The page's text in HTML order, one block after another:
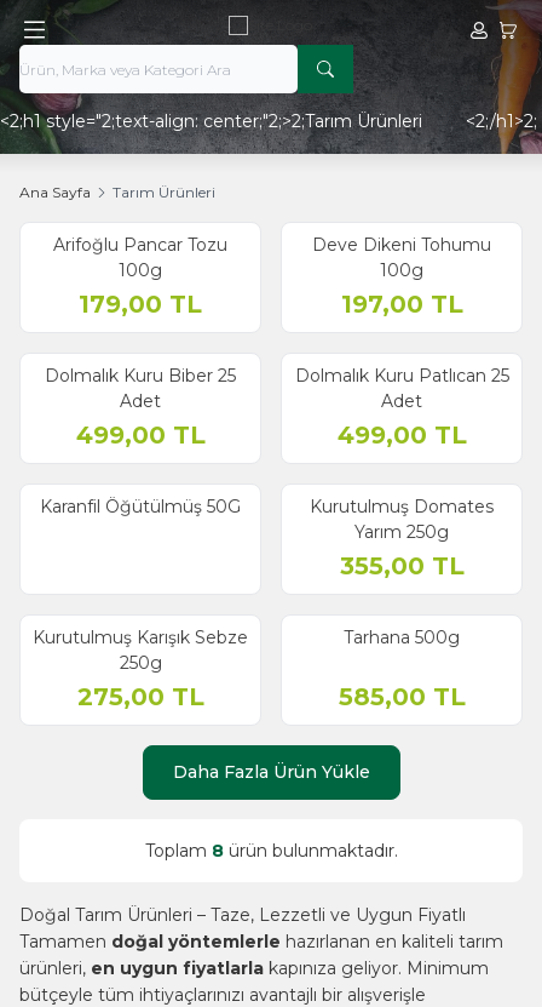
Hesabım
<2;h1 style="2;text-align: center;"2;>2;Tarım Ürünleri <2;/h1>2;
Ana Sayfa Tarım Ürünleri
Arifoğlu Pancar Tozu
100g
179,00 TL
Deve Dikeni Tohumu
100g
197,00 TL
Dolmalık Kuru Biber 25
Adet
499,00 TL
Dolmalık Kuru Patlıcan 25
Adet
499,00 TL
Karanfil Öğütülmüş 50G
Kurutulmuş Domates
Yarım 250g
355,00 TL
Kurutulmuş Karışık Sebze
250g
275,00 TL
Tarhana 500g
585,00 TL
Daha Fazla Ürün Yükle
Toplam 8ürün bulunmaktadır.
Doğal Tarım Ürünleri – Taze, Lezzetli ve Uygun Fiyatlı
Tamamen doğal yöntemlerle hazırlanan en kaliteli tarım
ürünleri, en uygun fiyatlarla kapınıza geliyor. Minimum
bütçeyle tüm ihtiyaçlarınızı avantajlı bir alışverişle